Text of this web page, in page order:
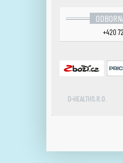
+420
D-HEALTHS.R.O.